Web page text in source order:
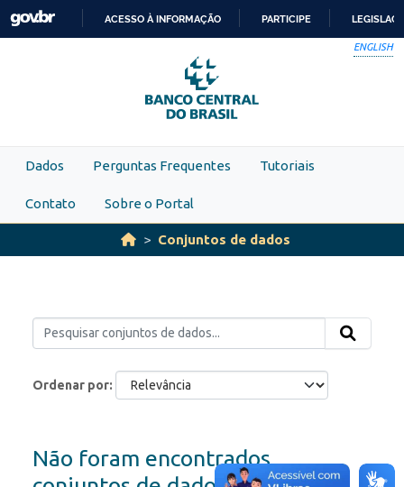
Skip to main content
PARA
O
CONTEÚDO
ACESSO À INFORMAÇÃO PARTICIPE
ENGLISH
Dados Perguntas Frequentes Tutoriais
Contato Sobre o Portal
Conjuntos de dados
Ordenar por
Não foram encontrados